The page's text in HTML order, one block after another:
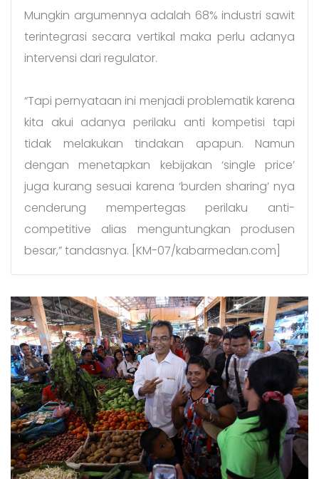
Mungkin argumennya adalah 68% industri sawit
terintegrasi secara vertikal maka perlu adanya
intervensi dari regulator.
“Tapi pernyataan ini menjadi problematik karena
kita akui adanya perilaku anti kompetisi tapi
tidak melakukan tindakan apapun. Namun
dengan menetapkan kebijakan ‘single price’
juga kurang sesuai karena ‘burden sharing’ nya
cenderung mempertegas perilaku anti-
competitive alias menguntungkan produsen
besar,” tandasnya. [KM-07/kabarmedan.com]